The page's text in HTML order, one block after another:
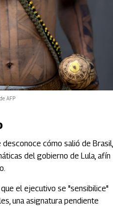
AFP
desconoce cómo salió de Brasil,
del gobierno de Lula, afín
el ejecutivo se "sensibilice"
una asignatura pendiente